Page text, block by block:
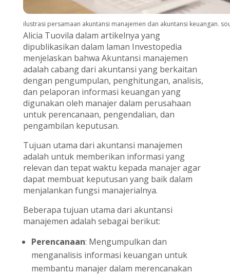
ilustrasi persamaan akuntansi manajemen dan akuntansi keuangan.
Alicia Tuovila dalam artikelnya yang
dipublikasikan dalam laman Investopedia
menjelaskan bahwa Akuntansi manajemen
adalah cabang dari akuntansi yang berkaitan
dengan pengumpulan, penghitungan, analisis,
dan pelaporan informasi keuangan yang
digunakan oleh manajer dalam perusahaan
untuk perencanaan, pengendalian, dan
pengambilan keputusan.
Tujuan utama dari akuntansi manajemen
adalah untuk memberikan informasi yang
relevan dan tepat waktu kepada manajer agar
dapat membuat keputusan yang baik dalam
menjalankan fungsi manajerialnya.
Beberapa tujuan utama dari akuntansi
manajemen adalah sebagai berikut:
Perencanaan: Mengumpulkan dan
menganalisis informasi keuangan untuk
membantu manajer dalam merencanakan